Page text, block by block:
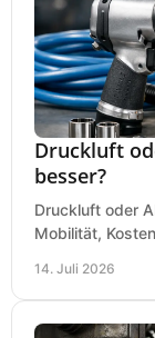
Druckluft
besser?
Druckluft oder
Mobilität,
14. Juli 2026